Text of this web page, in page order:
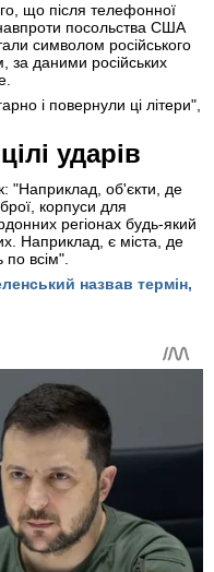
що після телефонної
посольства США
символом російського
за даними російських
і повернули ці літери",
ударів
"Наприклад, об'єкти, де
корпуси для
регіонах будь-який
Наприклад, є міста, де
всім".
назвав термін,